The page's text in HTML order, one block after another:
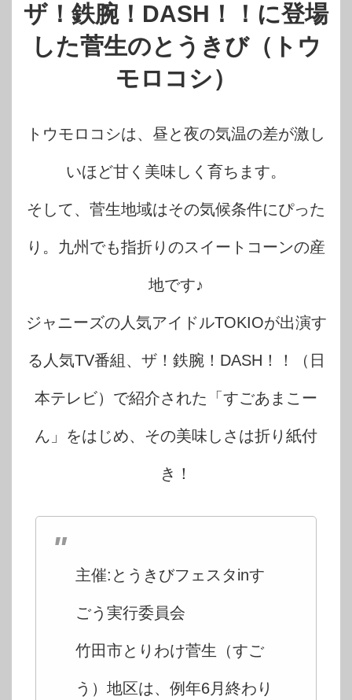
ザ！鉄腕！DASH！！に登場
した菅生のとうきび（トウ
モロコシ）
トウモロコシは、昼と夜の気温の差が激し
いほど甘く美味しく育ちます。
そして、菅生地域はその気候条件にぴった
り。九州でも指折りのスイートコーンの産
地です♪
ジャニーズの人気アイドルTOKIOが出演す
る人気TV番組、ザ！鉄腕！DASH！！（日
本テレビ）で紹介された「すごあまこー
ん」をはじめ、その美味しさは折り紙付
き！
主催:とうきびフェスタinす
ごう実行委員会
竹田市とりわけ菅生（すご
う）地区は、例年6月終わり